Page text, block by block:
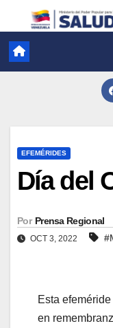
EFEMÉRIDES
Día del
Por Prensa Regional
OCT 3, 2022
Esta
en